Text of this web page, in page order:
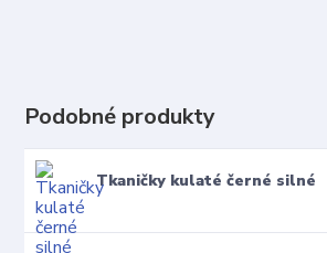
Podobné produkty
Tkaničky kulaté černé silné